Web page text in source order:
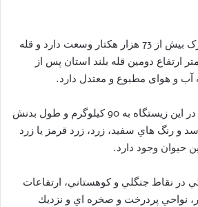
منطقه حفاظت شده بیرک بیش از 73 هزار هکتار وسعت دارد و قله
این کوه با 2 هزار و 750 متر ارتفاع دومین قله بلند استان پس از
و هوای مطبوع و معتدل دارد.
وزن يك پلنگ بالغ ایرانی در این زیستگاه به 90 كيلوگرم و طول بدنش
رسد و رنگ‌ هاي سفيد، زرد، زرد قرمز يا زرد
حيوان وجود دارد.
در نقاط جنگلي و كوهستاني، ارتفاعات
سه هزار و 500 متر، نواحي پردرخت و صخره اي و نزديك